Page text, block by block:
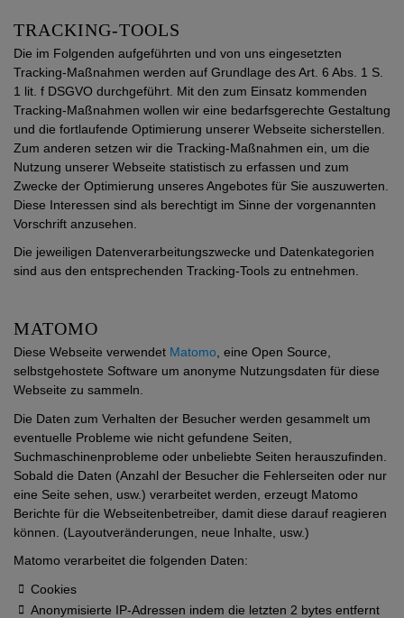
TRACKING-TOOLS
Die im Folgenden aufgeführten und von uns eingesetzten
Tracking-Maßnahmen werden auf Grundlage des Art. 6 Abs. 1 S.
1 lit. f DSGVO durchgeführt. Mit den zum Einsatz kommenden
Tracking-Maßnahmen wollen wir eine bedarfsgerechte Gestaltung
und die fortlaufende Optimierung unserer Webseite sicherstellen.
Zum anderen setzen wir die Tracking-Maßnahmen ein, um die
Nutzung unserer Webseite statistisch zu erfassen und zum
Zwecke der Optimierung unseres Angebotes für Sie auszuwerten.
Diese Interessen sind als berechtigt im Sinne der vorgenannten
Vorschrift anzusehen.
Die jeweiligen Datenverarbeitungszwecke und Datenkategorien
sind aus den entsprechenden Tracking-Tools zu entnehmen.
MATOMO
Diese Webseite verwendet Matomo , eine Open Source,
selbstgehostete Software um anonyme Nutzungsdaten für diese
Webseite zu sammeln.
Die Daten zum Verhalten der Besucher werden gesammelt um
eventuelle Probleme wie nicht gefundene Seiten,
Suchmaschinenprobleme oder unbeliebte Seiten herauszufinden.
Sobald die Daten (Anzahl der Besucher die Fehlerseiten oder nur
eine Seite sehen, usw.) verarbeitet werden, erzeugt Matomo
Berichte für die Webseitenbetreiber, damit diese darauf reagieren
können. (Layoutveränderungen, neue Inhalte, usw.)
Matomo verarbeitet die folgenden Daten:
Cookies
Anonymisierte IP-Adressen indem die letzten 2 bytes entfernt